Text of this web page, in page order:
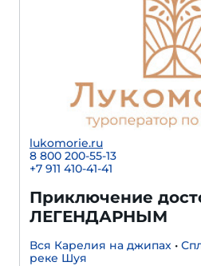
lukomorie.ru
8 800 200-55-13
+7 911 410-41-41
Приключение
ЛЕГЕНДАРНЫМ
Вся Карелия на джипах •
реке Шуя